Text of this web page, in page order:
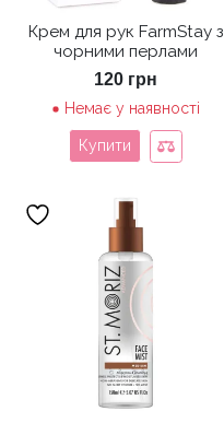
Крем для рук FarmStay з
чорними перлами
120 грн
Немає у наявності
Купити